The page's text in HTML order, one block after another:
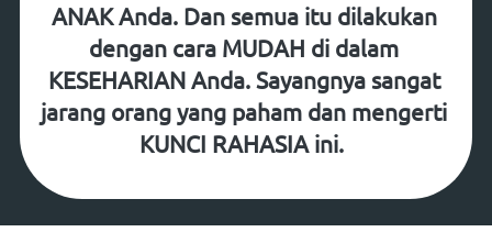
ANAK Anda. Dan semua itu dilakukan
dengan cara MUDAH di dalam
KESEHARIAN Anda. Sayangnya sangat
jarang orang yang paham dan mengerti
KUNCI RAHASIA ini.